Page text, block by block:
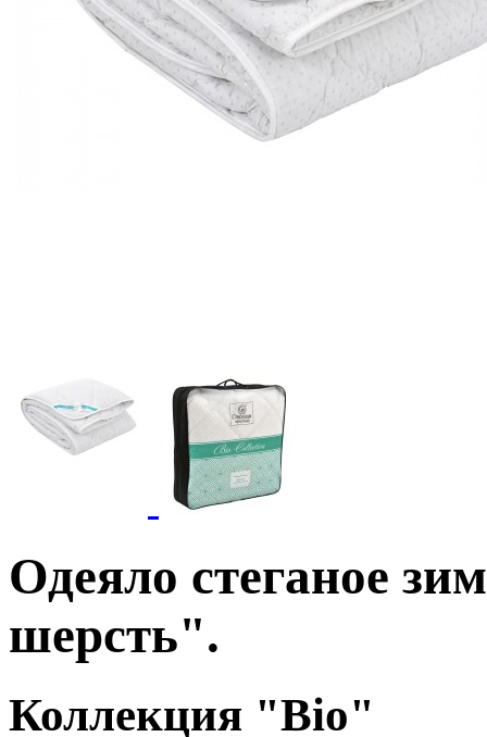
Одеяло стеганое
шерсть".
Коллекция "Bio"